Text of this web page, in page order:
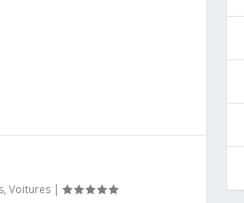
, Voitures|